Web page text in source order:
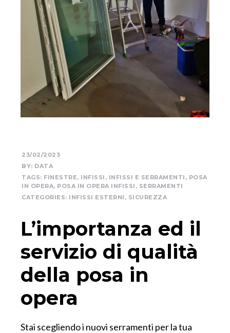
23/02/2023
BY: DATA
TAGS: FINESTRE, INFISSI , INFISSI E SERRAMENTI , POSA
IN OPERA, POSA IN OPERA INFISSI , SERRAMENTI
CATEGORIES: INFISSI ESTERNI , SICUREZZA
L’importanza ed il
servizio di qualità
della posa in
opera
Stai scegliendo i nuovi serramenti per la tua